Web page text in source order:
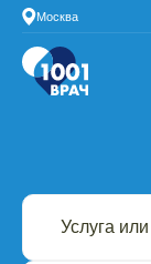
Москва